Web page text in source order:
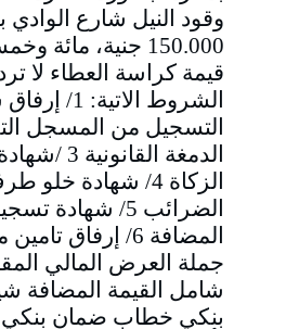
وقود النيل شارع الوادي
150.000 جنية،
قيمة كراسة العطاء لا
الشروط الاتية:
الدمغة
الزكاة 4/ شهادة
الضرائب 5/
جملة العرض المالي
شامل القيمة المضافة
بنكي خطاب ضمان بنكي